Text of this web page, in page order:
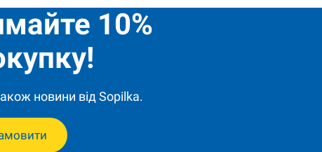
10%
новини від Sopilka.